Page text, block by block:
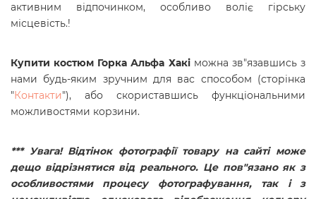
активним відпочинком, особливо воліє гірську
місцевість.!
Купити костюм Горка Альфа Хакіможна зв"язавшись з
нами будь-яким зручним для вас способом (сторінка
"Контакти"), або скориставшись функціональними
можливостями корзини.
*** Увага! Відтінок фотографії товару на сайті може
дещо відрізнятися від реального. Це пов"язано як з
особливостями процесу фотографування, так і з